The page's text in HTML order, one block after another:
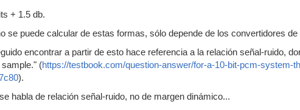
+ 1.5 db.
se puede calcular de estas formas, sólo depende de los convertidores de
encontrar a partir de esto hace referencia a la relación señal-ruido,
(https://testbook.com/question-answer/for-a-10-bit-pcm-system-
).
habla de relación señal-ruido, no de margen dinámico...